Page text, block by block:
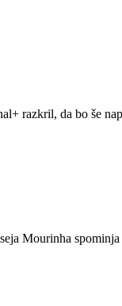
razkril, da bo še
Mourinha